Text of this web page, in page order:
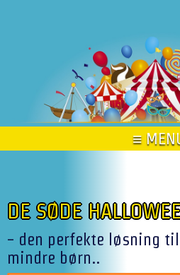
≡
DE SØDE
- den perfekte løsning
mindre børn..